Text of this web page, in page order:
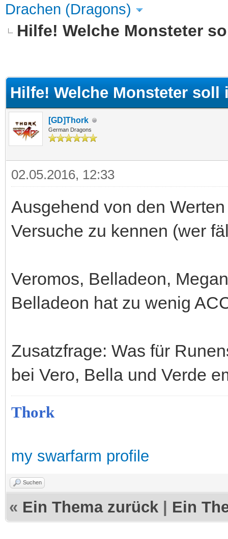
Drachen (Dragons)
Hilfe! Welche Monsteter
Hilfe! Welche Monsteter soll
[GD]Thork
German Dragons
02.05.2016, 12:33
Ausgehend von den
Versuche zu kennen (wer
Veromos, Belladeon,
Belladeon hat zu wenig
Zusatzfrage: Was für
bei Vero, Bella und Verde
Thork
my swarfarm profile
Suchen
« Ein Thema zurück Ein